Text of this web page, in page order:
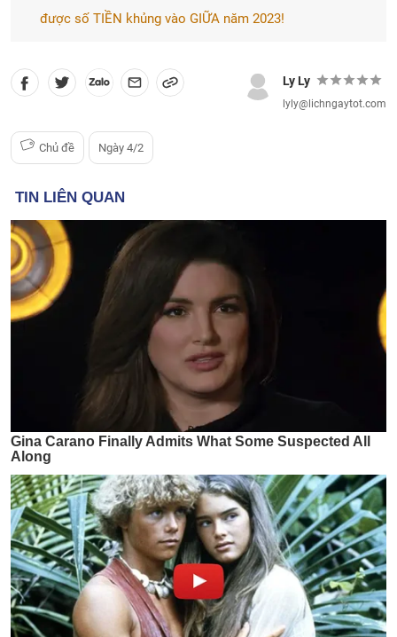
được số TIỀN khủng vào GIỮA năm 2023!
Ly Ly
lyly@lichngaytot.com
Chủ đề Ngày 4/2